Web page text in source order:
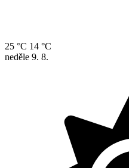
25 °C 14 °C
neděle 9. 8.